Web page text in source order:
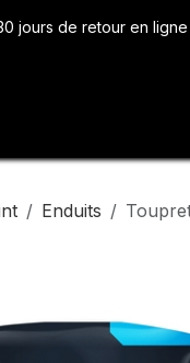
jours de retour en ligne
Enduits